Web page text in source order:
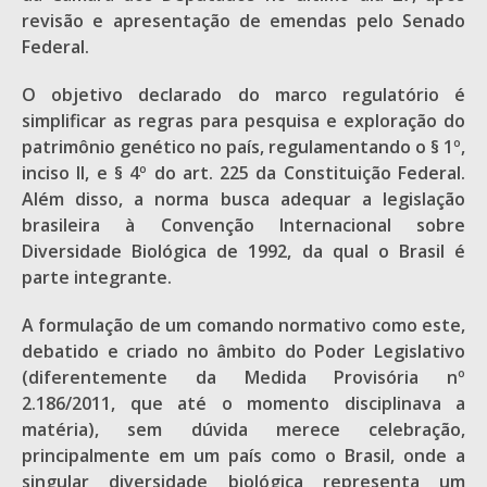
revisão e apresentação de emendas pelo Senado
Federal.
O objetivo declarado do marco regulatório é
simplificar as regras para pesquisa e exploração do
patrimônio genético no país, regulamentando o § 1º,
inciso II, e § 4º do art. 225 da Constituição Federal.
Além disso, a norma busca adequar a legislação
brasileira à Convenção Internacional sobre
Diversidade Biológica de 1992, da qual o Brasil é
parte integrante.
A formulação de um comando normativo como este,
debatido e criado no âmbito do Poder Legislativo
(diferentemente da Medida Provisória nº
2.186/2011, que até o momento disciplinava a
matéria), sem dúvida merece celebração,
principalmente em um país como o Brasil, onde a
singular diversidade biológica representa um